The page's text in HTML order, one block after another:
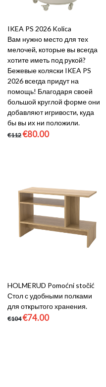
IKEA PS 2026 Kolica
Вам нужно место для тех
мелочей, которые вы всегда
хотите иметь под рукой?
Бежевые коляски IKEA PS
2026 всегда придут на
помощь! Благодаря своей
большой круглой форме они
добавляют игривости, куда
бы вы их ни положили.
€112 €80.00
HOLMERUD Pomoćni stočić
Стол с удобными полками
для открытого хранения.
€104 €74.00